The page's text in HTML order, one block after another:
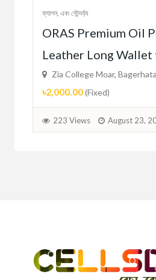
ছেলেদের পোশাক ফ্যাশন, এবং সৌন্দর্য্য
Music Lover Skeleton
For Men – 17671T
Zia College Moar,
৳165.00(Fixed)
229 Views August 23,